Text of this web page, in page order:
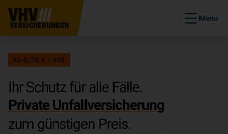
Menü
Ab 6,30 € / mtl.
Ihr Schutz für alle Fälle.
Private Un­fall­ver­si­che­rung
zum günstigen Preis.